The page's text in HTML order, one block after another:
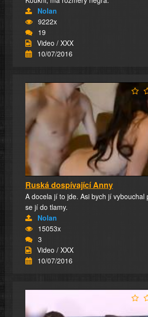
Nolan
9222x
19
Video / XXX
10/07/2016
Ruská dospívající Anny
A docela jí to jde. Asi bych jí vybouchal
se jí do tlamy.
Nolan
15053x
3
Video / XXX
10/07/2016